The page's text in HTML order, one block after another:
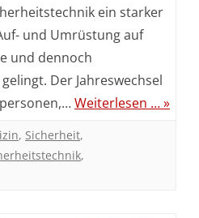
ein starker
und Umrüstung auf
und dennoch
Der Jahreswechsel
Weiterlesen … »
, Sicherheit,
,